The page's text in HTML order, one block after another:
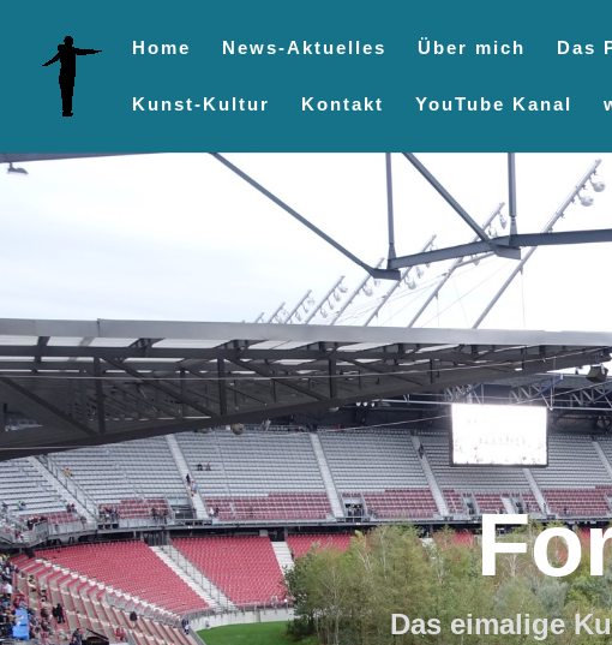
Home News-Aktuelles Über mich Das
Kunst-Kultur Kontakt YouTube Kanal
Das eimalige